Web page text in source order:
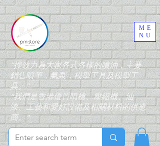
“搜致力為大家各式各樣的噴油，主要
銷售噴筆，氣泵，模型工具及模型工
具。”
“我們是香港優質噴槍、壓縮機、油
漆、工藝和愛好設備及相關材料的供應
商。”
ME
NU